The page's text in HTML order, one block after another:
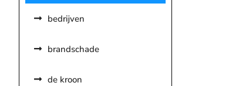
bedrijven
brandschade
de kroon